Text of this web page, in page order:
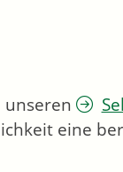
unseren
eine